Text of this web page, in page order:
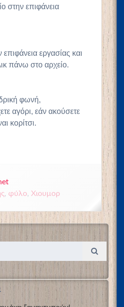
στην επιφάνεια
εργασίας και
πάνω στο αρχείο.
φωνή,
αγόρι, εάν ακούσετε
κορίτσι.
, φύλο, Χιουμορ